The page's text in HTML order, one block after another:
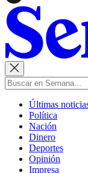
Últimas
Política
Nación
Dinero
Deportes
Opinión
Impresa